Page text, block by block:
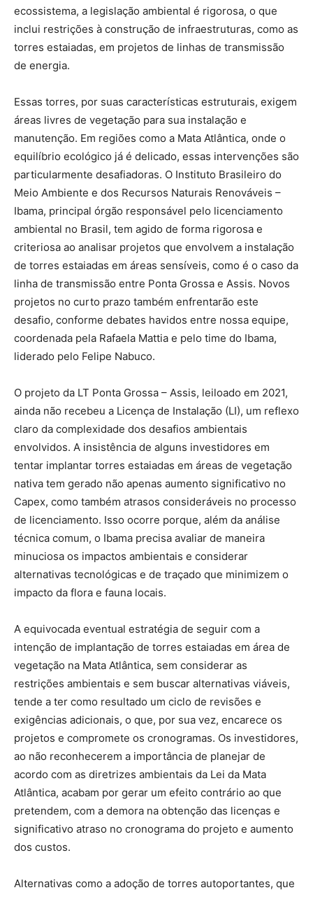
ecossistema, a legislação ambiental é rigorosa, o que
inclui restrições à construção de infraestruturas, como as
torres estaiadas, em projetos de linhas de transmissão
de energia.
Essas torres, por suas características estruturais, exigem
áreas livres de vegetação para sua instalação e
manutenção. Em regiões como a Mata Atlântica, onde o
equilíbrio ecológico já é delicado, essas intervenções são
particularmente desafiadoras. O Instituto Brasileiro do
Meio Ambiente e dos Recursos Naturais Renováveis –
Ibama, principal órgão responsável pelo licenciamento
ambiental no Brasil, tem agido de forma rigorosa e
criteriosa ao analisar projetos que envolvem a instalação
de torres estaiadas em áreas sensíveis, como é o caso da
linha de transmissão entre Ponta Grossa e Assis. Novos
projetos no curto prazo também enfrentarão este
desafio, conforme debates havidos entre nossa equipe,
coordenada pela Rafaela Mattia e pelo time do Ibama,
liderado pelo Felipe Nabuco.
O projeto da LT Ponta Grossa – Assis, leiloado em 2021,
ainda não recebeu a Licença de Instalação (LI), um reflexo
claro da complexidade dos desafios ambientais
envolvidos. A insistência de alguns investidores em
tentar implantar torres estaiadas em áreas de vegetação
nativa tem gerado não apenas aumento significativo no
Capex, como também atrasos consideráveis no processo
de licenciamento. Isso ocorre porque, além da análise
técnica comum, o Ibama precisa avaliar de maneira
minuciosa os impactos ambientais e considerar
alternativas tecnológicas e de traçado que minimizem o
impacto da flora e fauna locais.
A equivocada eventual estratégia de seguir com a
intenção de implantação de torres estaiadas em área de
vegetação na Mata Atlântica, sem considerar as
restrições ambientais e sem buscar alternativas viáveis,
tende a ter como resultado um ciclo de revisões e
exigências adicionais, o que, por sua vez, encarece os
projetos e compromete os cronogramas. Os investidores,
ao não reconhecerem a importância de planejar de
acordo com as diretrizes ambientais da Lei da Mata
Atlântica, acabam por gerar um efeito contrário ao que
pretendem, com a demora na obtenção das licenças e
significativo atraso no cronograma do projeto e aumento
dos custos.
Alternativas como a adoção de torres autoportantes, que